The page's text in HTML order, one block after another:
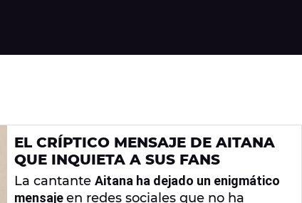
ENTREVISTAS
FM
VIRALES
EL CRÍPTICO MENSAJE DE AITANA
QUE INQUIETA A SUS FANS
La cantante Aitana ha dejado un enigmático
mensajeen redes sociales que no ha